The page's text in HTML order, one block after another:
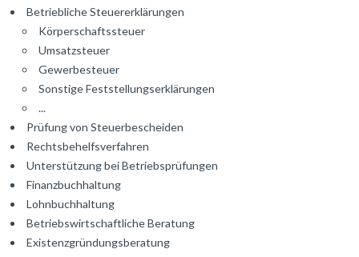
Betriebliche Steuererklärungen
Körperschaftssteuer
Umsatzsteuer
Gewerbesteuer
Sonstige Feststellungserklärungen
...
Prüfung von Steuerbescheiden
Rechtsbehelfsverfahren
Unterstützung bei Betriebsprüfungen
Finanzbuchhaltung
Lohnbuchhaltung
Betriebswirtschaftliche Beratung
Existenzgründungsberatung